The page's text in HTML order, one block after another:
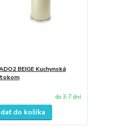
BEIGE Kuchynská
do 3-7 dní
do košíka